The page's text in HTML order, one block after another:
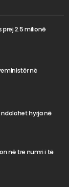
prej 2.5 milionë
në
ndalohet hyrja në
në tre numri i të